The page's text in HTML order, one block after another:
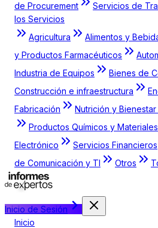
de Procurement
Servicios de
los Servicios
Agricultura
Alimentos y
y Productos Farmacéuticos
Industria de Equipos
Bienes de
Construcción e infraestructura
Fabricación
Nutrición y Bienestar
Productos Químicos y Materiales
Electrónico
Servicios Financieros
de Comunicación y TI
Otros
Inicio de Sesión
Inicio